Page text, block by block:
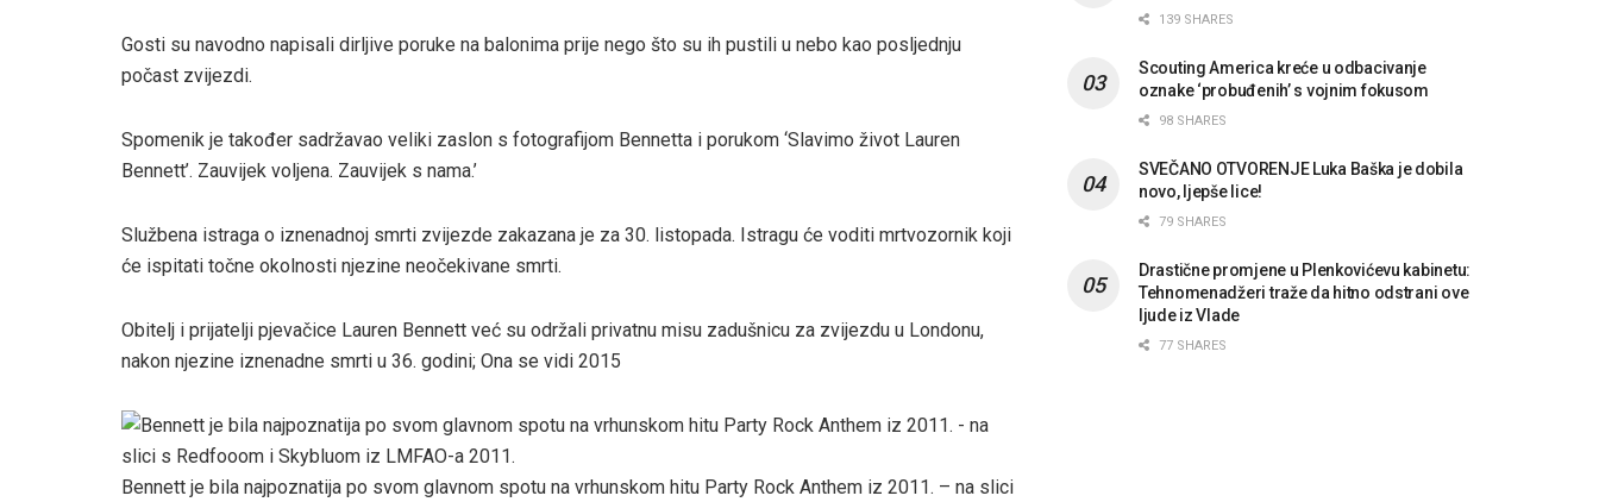
Gosti su navodno napisali dirljive poruke na balonima prije nego što su ih pustili u nebo kao posljednju
počast zvijezdi.
Spomenik je također sadržavao veliki zaslon s fotografijom Bennetta i porukom ‘Slavimo život Lauren
Bennett’. Zauvijek voljena. Zauvijek s nama.’
Službena istraga o iznenadnoj smrti zvijezde zakazana je za 30. listopada. Istragu će voditi mrtvozornik koji
će ispitati točne okolnosti njezine neočekivane smrti.
Obitelj i prijatelji pjevačice Lauren Bennett već su održali privatnu misu zadušnicu za zvijezdu u Londonu,
nakon njezine iznenadne smrti u 36. godini; Ona se vidi 2015
Bennett je bila najpoznatija po svom glavnom spotu na vrhunskom hitu Party Rock Anthem iz 2011. – na slici
139 SHARES
Scouting America kreće u odbacivanje
oznake ‘probuđenih’ s vojnim fokusom
98 SHARES
SVEČANO OTVORENJE Luka Baška je dobila
novo, ljepše lice!
79 SHARES
Drastične promjene u Plenkovićevu kabinetu:
Tehnomenadžeri traže da hitno odstrani ove
ljude iz Vlade
77 SHARES